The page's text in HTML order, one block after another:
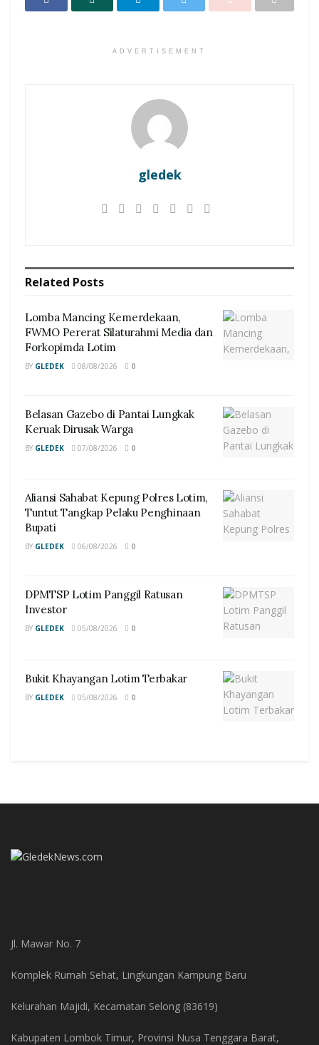
ADVERTISEMENT
gledek
Related Posts
Lomba Mancing Kemerdekaan,
FWMO Pererat Silaturahmi Media dan
Forkopimda Lotim
BY GLEDEK 08/08/2026 0
Belasan Gazebo di Pantai Lungkak
Keruak Dirusak Warga
BY GLEDEK 07/08/2026 0
Aliansi Sahabat Kepung Polres Lotim,
Tuntut Tangkap Pelaku Penghinaan
Bupati
BY GLEDEK 06/08/2026 0
DPMTSP Lotim Panggil Ratusan
Investor
BY GLEDEK 05/08/2026 0
Bukit Khayangan Lotim Terbakar
BY GLEDEK 05/08/2026 0
Jl. Mawar No. 7
Komplek Rumah Sehat, Lingkungan Kampung Baru
Kelurahan Majidi, Kecamatan Selong (83619)
Kabupaten Lombok Timur, Provinsi Nusa Tenggara Barat,